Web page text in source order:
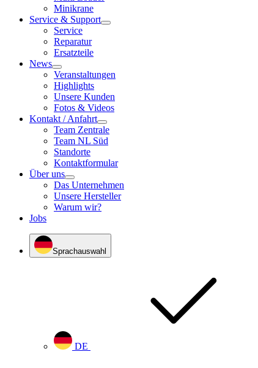
Minikrane
Service & Support
Service
Reparatur
Ersatzteile
News
Veranstaltungen
Highlights
Unsere Kunden
Fotos & Videos
Kontakt / Anfahrt
Team Zentrale
Team NL Süd
Standorte
Kontaktformular
Über uns
Das Unternehmen
Unsere Hersteller
Warum wir?
Jobs
Sprachauswahl
DE